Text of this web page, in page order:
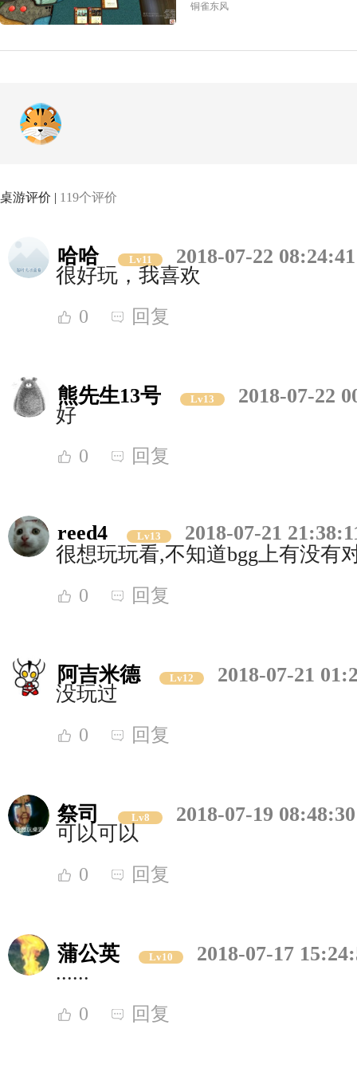
铜雀东风
桌游评价 | 119个评价
哈哈 Lv11
2018-07-22 08:24:41
很好玩，我喜欢
0 回复
熊先生13号 Lv13
2018-07-22
好
0 回复
reed4 Lv13
2018-07-21
很想玩玩看,不知道bgg上有没有
0 回复
阿吉米德 Lv12
2018-07-21
没玩过
0 回复
祭司 Lv8
2018-07-19 08:48:30
可以可以
0 回复
蒲公英 Lv10
2018-07-17
......
0 回复